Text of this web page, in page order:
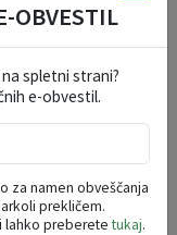
OBVESTIL
spletni strani?
e-obvestil.
za namen obveščanja
prekličem.
lahko preberetetukaj.